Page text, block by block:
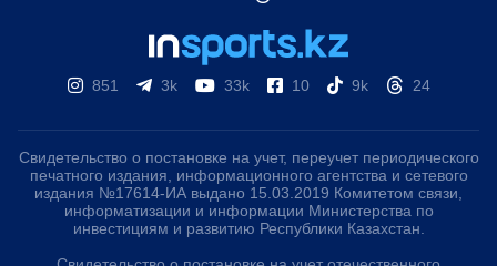
851 3k 33k 10 9k 24
Свидетельство о постановке на учет, переучет периодического
печатного издания, информационного агентства и сетевого
издания №17614-ИА выдано 15.03.2019 Комитетом связи,
информатизации и информации Министерства по
инвестициям и развитию Республики Казахстан.